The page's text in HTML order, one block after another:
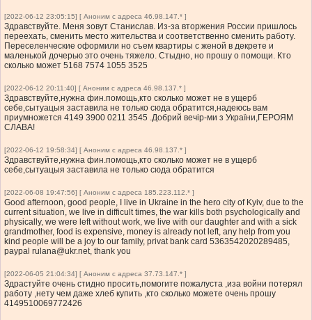
[2022-06-12 23:05:15] [ Аноним с адреса 46.98.147.* ]
Здравствуйте. Меня зовут Станислав. Из-за вторжения России пришлось
переехать, сменить место жительства и соответственно сменить работу.
Переселенческие оформили но съем квартиры с женой в декрете и
маленькой дочерью это очень тяжело. Стыдно, но прошу о помощи. Кто
сколько может 5168 7574 1055 3525
[2022-06-12 20:11:40] [ Аноним с адреса 46.98.137.* ]
Здравствуйте,нужна фин.помощь,кто сколько может не в ущерб
себе,сытуацыя заставила не только сюда обратится,надеюсь вам
приумножется 4149 3900 0211 3545 .Добрий вечір-ми з України,ГЕРОЯМ
СЛАВА!
[2022-06-12 19:58:34] [ Аноним с адреса 46.98.137.* ]
Здравствуйте,нужна фин.помощь,кто сколько может не в ущерб
себе,сытуацыя заставила не только сюда обратится
[2022-06-08 19:47:56] [ Аноним с адреса 185.223.112.* ]
Good afternoon, good people, I live in Ukraine in the hero city of Kyiv, due to the
current situation, we live in difficult times, the war kills both psychologically and
physically, we were left without work, we live with our daughter and with a sick
grandmother, food is expensive, money is already not left, any help from you
kind people will be a joy to our family, privat bank card 5363542020289485,
paypal rulana@ukr.net, thank you
[2022-06-05 21:04:34] [ Аноним с адреса 37.73.147.* ]
Здрастуйте очень стидно просить,помогите пожалуста ,иза войни потерял
работу ,нету чем даже хлеб купить ,кто сколько можете очень прошу
4149510069772426